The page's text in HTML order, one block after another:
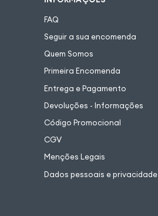
FAQ
Seguir a sua encomenda
Quem Somos
Primeira Encomenda
Entrega e Pagamento
Devoluções - Informações
Código Promocional
CGV
Menções Legais
Dados pessoais e privacidade